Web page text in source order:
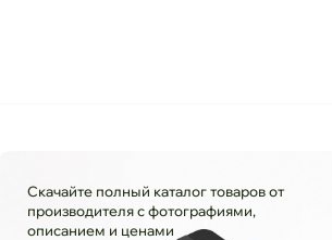
Скачайте полный каталог товаров от
производителя с фотографиями,
описанием и ценами